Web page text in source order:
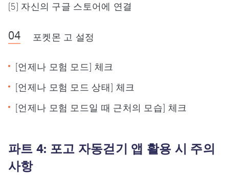
(5) 자신의 구글 스토어에 연결
포켓몬 고 설정
[언제나 모험 모드] 체크
[언제나 모험 모드 상태] 체크
[언제나 모험 모드일 때 근처의 모습] 체크
파트 4: 포고 자동걷기 앱 활용 시 주의
사항